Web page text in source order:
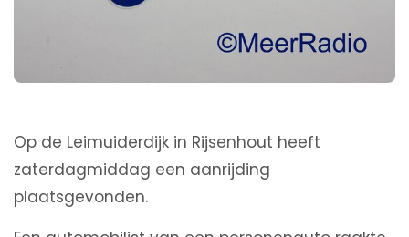
Op de Leimuiderdijk in Rijsenhout heeft
zaterdagmiddag een aanrijding
plaatsgevonden.